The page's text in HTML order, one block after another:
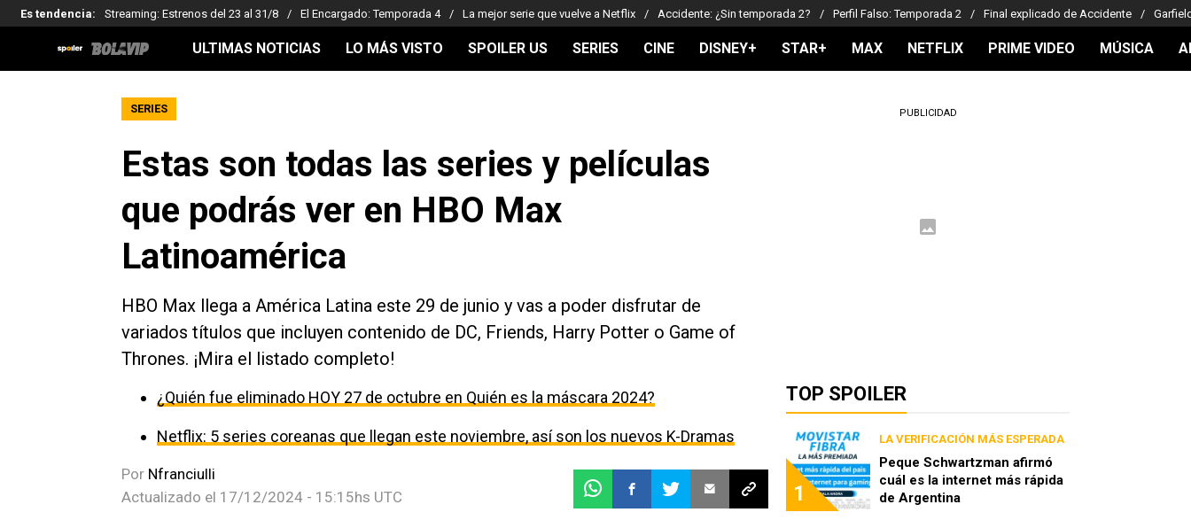
Es tendencia: Streaming: Estrenos del 23 al 31/8 El Encargado: Temporada 4 La mejor serie que vuelve a Netflix Accidente: ¿Sin temporada 2? Perfil Falso: Temporada 2 Final explicado de Accidente
ULTIMAS NOTICIAS LO MÁS VISTO SPOILER US SERIES CINE DISNEY+ STAR+ MAX NETFLIX PRIME VIDEO MÚSICA
SERIES
Estas son todas las series y películas
que podrás ver en HBO Max
Latinoamérica
HBO Max llega a América Latina este 29 de junio y vas a poder disfrutar de
variados títulos que incluyen contenido de DC, Friends, Harry Potter o Game of
Thrones. ¡Mira el listado completo!
¿Quién fue eliminado HOY 27 de octubre en Quién es la máscara 2024?
Netflix: 5 series coreanas que llegan este noviembre, así son los nuevos K-Dramas
Por Nfranciulli
Actualizado el 17/12/2024 - 15:15hs UTC
PUBLICIDAD
TOP SPOILER
1
LA VERIFICACIÓN MÁS ESPERADA
Peque Schwartzman afirmó
cuál es la internet más rápida
de Argentina